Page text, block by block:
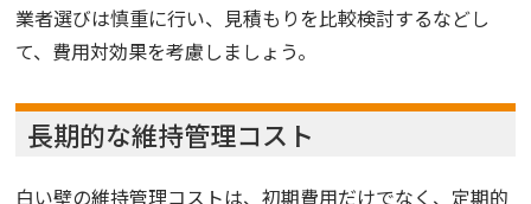
業者選びは慎重に行い、見積もりを比較検討するなどし
て、費用対効果を考慮しましょう。
長期的な維持管理コスト
白い壁の維持管理コストは、初期費用だけでなく、定期的